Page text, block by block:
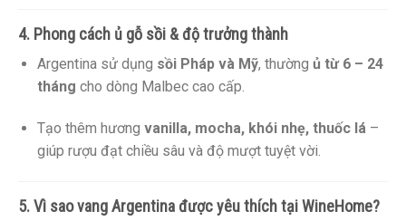
4. Phong cách ủ gỗ sồi & độ trưởng thành
Argentina sử dụng sồi Pháp và Mỹ, thường ủ từ 6 – 24
tháng cho dòng Malbec cao cấp.
Tạo thêm hương vanilla, mocha, khói nhẹ, thuốc lá–
giúp rượu đạt chiều sâu và độ mượt tuyệt vời.
5. Vì sao vang Argentina được yêu thích tại WineHome?